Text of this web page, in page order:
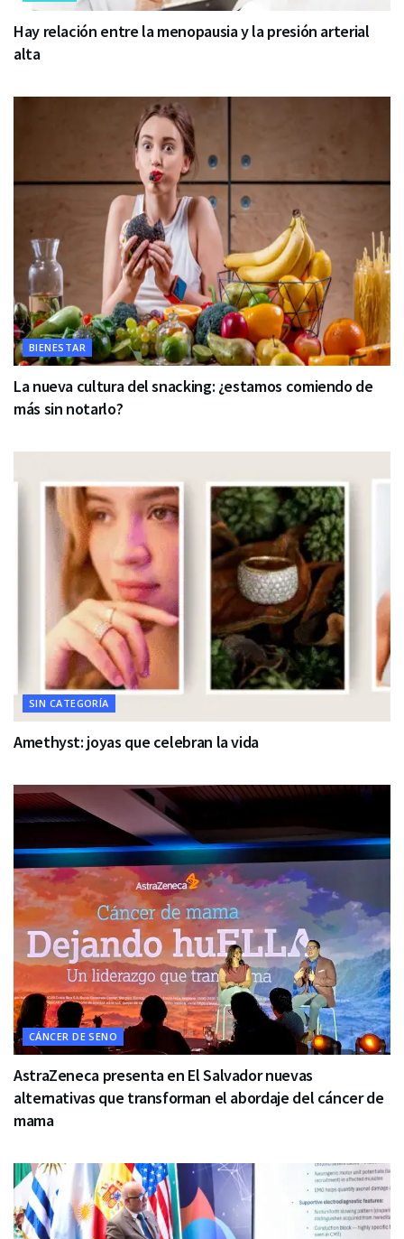
Hay relación entre la menopausia y la presión arterial
alta
BIENESTAR
La nueva cultura del snacking: ¿estamos comiendo de
más sin notarlo?
SIN CATEGORÍA
Amethyst: joyas que celebran la vida
CÁNCER DE SENO
AstraZeneca presenta en El Salvador nuevas
alternativas que transforman el abordaje del cáncer de
mama